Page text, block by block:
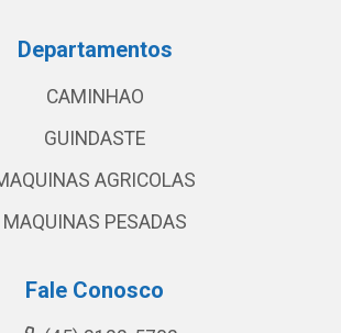
Departamentos
CAMINHAO
GUINDASTE
AGRICOLAS
MAQUINAS PESADAS
Fale Conosco